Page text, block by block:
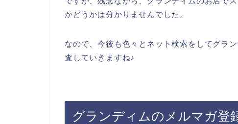
かどうかは分かりませんでした。
なので、今後も色々とネット検索をしてグラ
査していきますね♪
グランディムのメルマガ登